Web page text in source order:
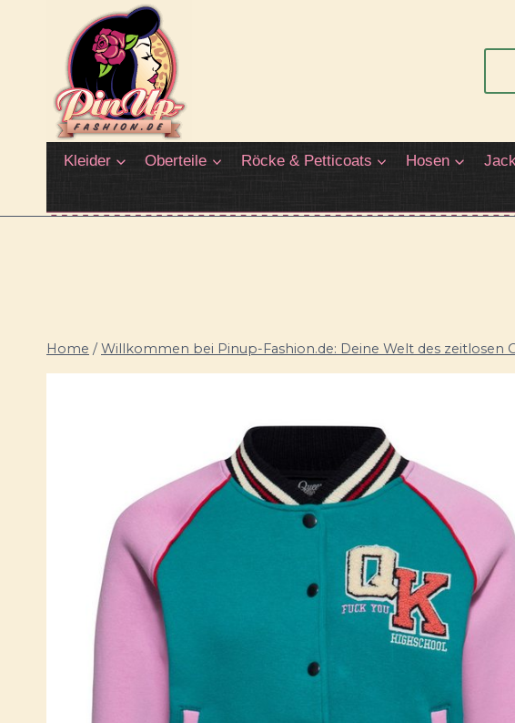
springen
Kleider Oberteile Röcke & Petticoats Hosen
Home / Willkommen bei Pinup-Fashion.de: Deine Welt des zeitlosen